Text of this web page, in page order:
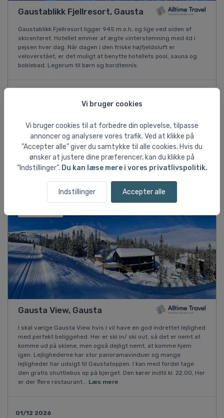
Vi bruger cookies
Vi bruger cookies til at forbedre din oplevelse, tilpasse
annoncer og analysere vores trafik. Ved at klikke på
”Accepter alle” giver du samtykke til alle cookies. Hvis du
ønsker at justere dine præferencer, kan du klikke på
”Indstillinger”. Du kan læse mere i vores privatlivspolitik.
Indstillinger Accepter alle
Gaustablikk Fjellresort, Gausta
Gaustablikk Fjellresort ligger 945 m.o.h, og lige ved siden af
skicenteret. Hotellet emmer af ægte vinterstemning med ild i
pejsen hver dag. Når dagen i den friske højfjeldsluft er
veloverstået, er det muligt at benytte hotellets pool, sauna og
boblebad. Legerum til børn og bordtennis.
Double room
DKK 316
pr. person ved 3 pers.
Vis flere rejsemuligheder ↓
Gausta View, Gausta
I skal vælge Gausta View hvis I vil have en god indrettet lejlighed
med perfekt beliggehed. Her er ski in/ ski out, så det er nemt at
komme ud på skiene, men også dejligt nemt, at komme hjem
igen. Lejlighederne har stor panoramavinduer og mange
lejligheder har udsigt til Gaustatoppen. I kan med fordel tage
den gratis shuttlebus op på bjerget. Den kører indtil kl. 22.00, Her
er der flere restaurant... Læs mere
01/12 2026